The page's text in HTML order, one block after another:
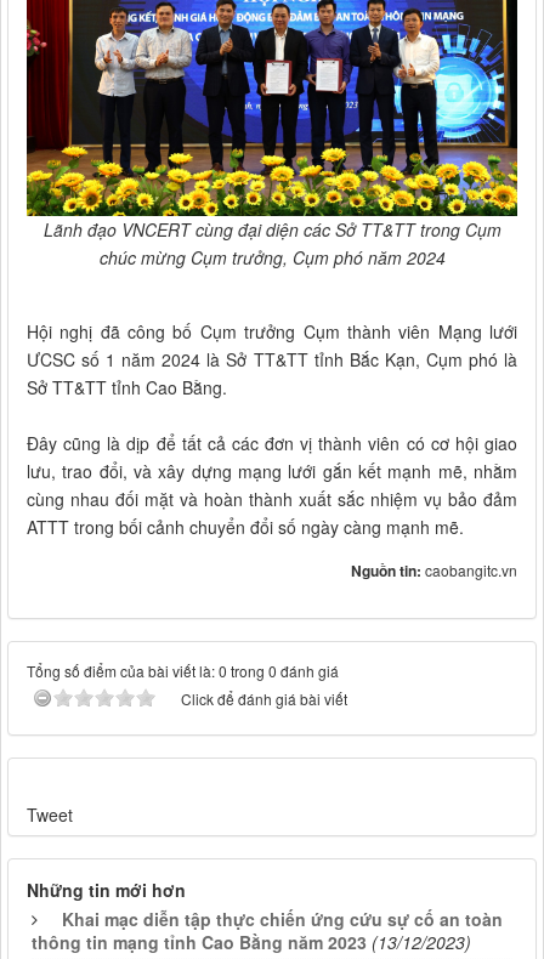
Lãnh đạo VNCERT cùng đại diện các Sở TT&TT trong Cụm
chúc mừng Cụm trưởng, Cụm phó năm 2024
Hội nghị đã công bố Cụm trưởng Cụm thành viên Mạng lưới
ƯCSC số 1 năm 2024 là Sở TT&TT tỉnh Bắc Kạn, Cụm phó là
Sở TT&TT tỉnh Cao Bằng.
Đây cũng là dịp để tất cả các đơn vị thành viên có cơ hội giao
lưu, trao đổi, và xây dựng mạng lưới gắn kết mạnh mẽ, nhằm
cùng nhau đối mặt và hoàn thành xuất sắc nhiệm vụ bảo đảm
ATTT trong bối cảnh chuyển đổi số ngày càng mạnh mẽ.
Nguồn tin: caobangitc.vn
Tổng số điểm của bài viết là: 0 trong 0 đánh giá
Click để đánh giá bài viết
Tweet
Những tin mới hơn
Khai mạc diễn tập thực chiến ứng cứu sự cố an toàn
thông tin mạng tỉnh Cao Bằng năm 2023 (13/12/2023)